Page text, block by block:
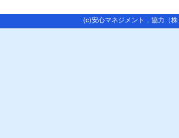
(c)安心マネジメント ，協力 （